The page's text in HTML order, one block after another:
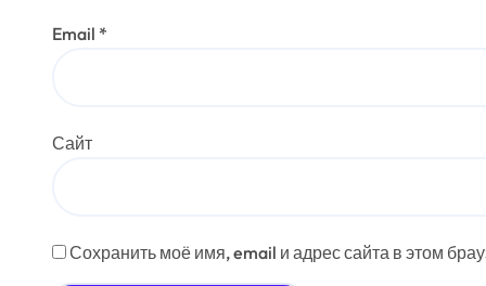
Email *
Сайт
Сохранить моё имя, email и адрес сайта в этом